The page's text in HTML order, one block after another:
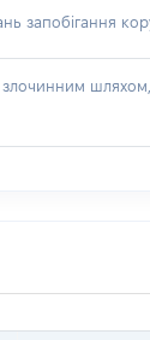
запобігання
злочинним